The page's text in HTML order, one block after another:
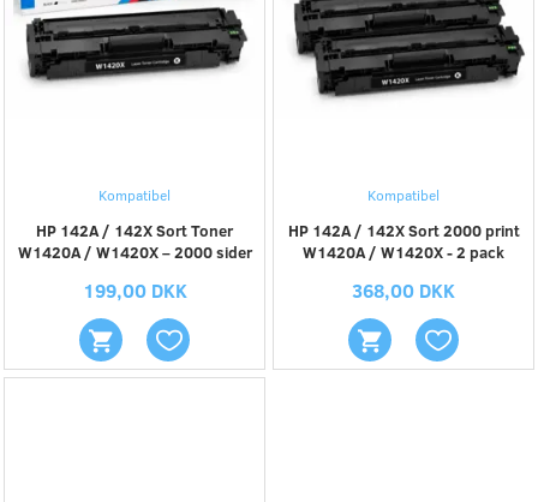
Kompatibel
HP 142A / 142X Sort Toner
W1420A / W1420X – 2000 sider
199,00 DKK
Kompatibel
HP 142A / 142X Sort 2000 print
W1420A / W1420X - 2 pack
368,00 DKK